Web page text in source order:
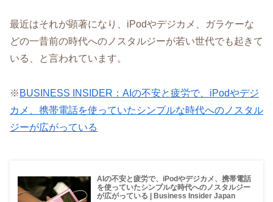
最近はそれが顕著になり、iPodやデジカメ、ガラケーな
どの一昔前の時代へのノスタルジーが若い世代でも起きて
いる、と言われています。
※ BUSINESS INSIDER：AIの不安と疲労で、iPodやデジ
カメ、携帯電話を使っていたシンプルな時代へのノスタル
ジーが広がっている
AIの不安と疲労で、iPodやデジカメ、携帯電話
を使っていたシンプルな時代へのノスタルジー
が広がっている | Business Insider Japan